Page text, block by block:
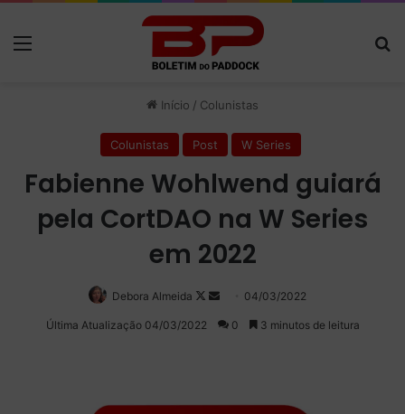
Início / Colunistas
Colunistas Post W Series
Fabienne Wohlwend guiará
pela CortDAO na W Series
em 2022
Debora Almeida
Follow
on
Mande
um
04/03/2022
Última Atualização 04/03/2022 0 3 minutos de leitura